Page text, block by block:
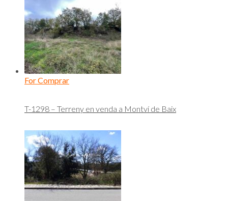
For Comprar
T-1298 – Terreny en venda a Montví de Baix